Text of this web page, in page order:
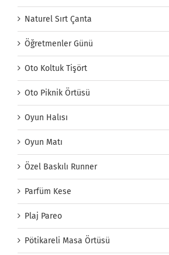
Naturel Sırt Çanta
Öğretmenler Günü
Oto Koltuk Tişört
Oto Piknik Örtüsü
Oyun Halısı
Oyun Matı
Özel Baskılı Runner
Parfüm Kese
Plaj Pareo
Pötikareli Masa Örtüsü